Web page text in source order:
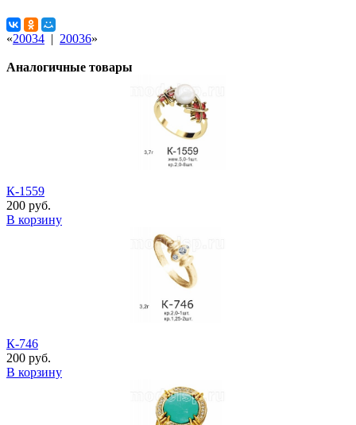
«20034 | 20036»
Аналогичные товары
К-1559
200 руб.
В корзину
К-746
200 руб.
В корзину